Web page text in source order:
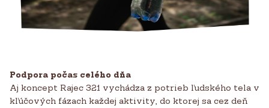
Podpora počas celého dňa
Aj koncept Rajec 321 vychádza z potrieb ľudského tela v
kľúčových fázach každej aktivity, do ktorej sa cez deň